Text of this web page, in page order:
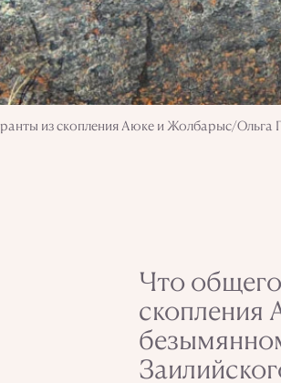
из скопления Аюке и Жолбарыс/Ольга
Что
скопления